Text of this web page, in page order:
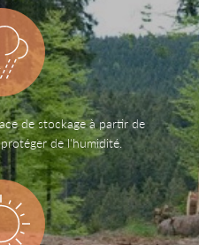
Une
07 88 34 57
de stockage à partir de
de l'humidité.